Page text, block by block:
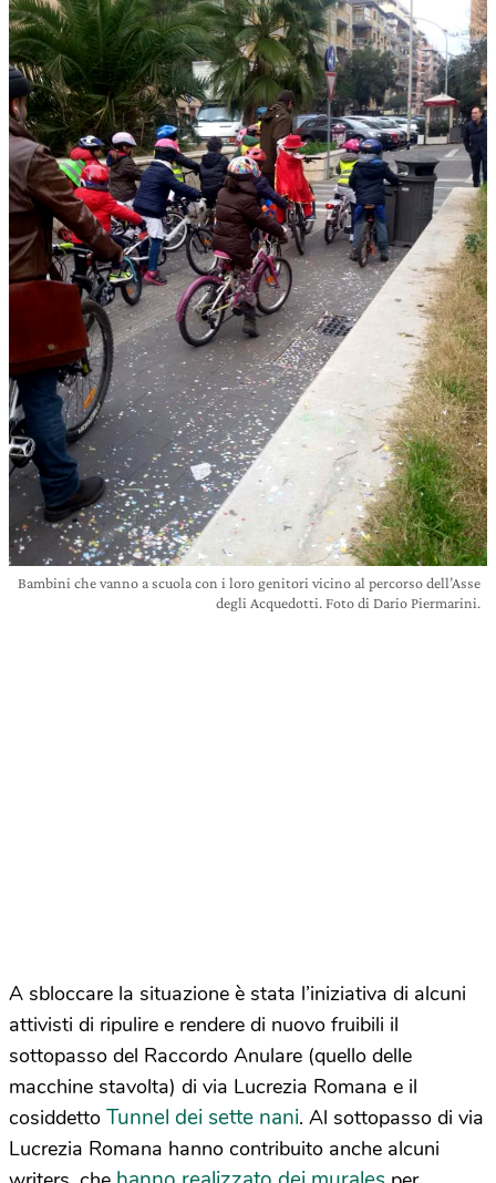
Bambini che vanno a scuola con i loro genitori vicino al percorso dell’Asse
degli Acquedotti. Foto di Dario Piermarini.
A sbloccare la situazione è stata l’iniziativa di alcuni
attivisti di ripulire e rendere di nuovo fruibili il
sottopasso del Raccordo Anulare (quello delle
macchine stavolta) di via Lucrezia Romana e il
cosiddetto Tunnel dei sette nani. Al sottopasso di via
Lucrezia Romana hanno contribuito anche alcuni